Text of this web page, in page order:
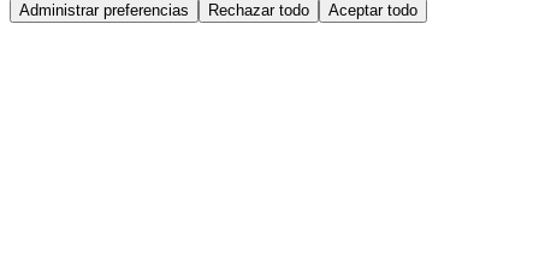
Administrar preferencias Rechazar todo Aceptar todo